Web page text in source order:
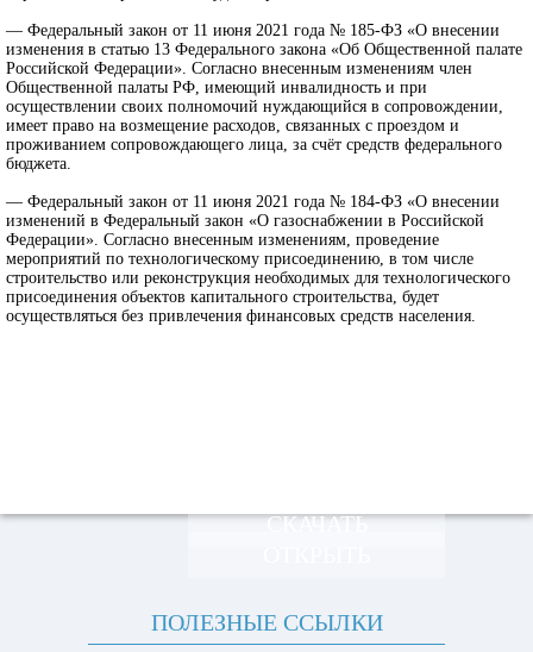
— Федеральный закон от 11 июня 2021 года № 185-ФЗ «О внесении
изменения в статью 13 Федерального закона «Об Общественной палате
Российской Федерации». Согласно внесенным изменениям член
Общественной палаты РФ, имеющий инвалидность и при
осуществлении своих полномочий нуждающийся в сопровождении,
имеет право на возмещение расходов, связанных с проездом и
проживанием сопровождающего лица, за счёт средств федерального
бюджета.
— Федеральный закон от 11 июня 2021 года № 184-ФЗ «О внесении
изменений в Федеральный закон «О газоснабжении в Российской
Федерации». Согласно внесенным изменениям, проведение
мероприятий по технологическому присоединению, в том числе
строительство или реконструкция необходимых для технологического
присоединения объектов капитального строительства, будет
осуществляться без привлечения финансовых средств населения.
СКАЧАТЬ
ПОЛЕЗНЫЕ ССЫЛКИ